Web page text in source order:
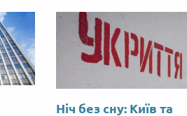
Ніч без сну: Київ та